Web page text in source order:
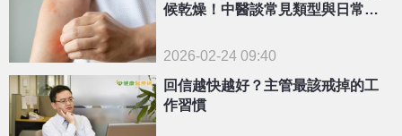
候乾燥！中醫談常見類型與日常保
2026-02-24 09:40
回信越快越好？主管最該戒掉的工
作習慣